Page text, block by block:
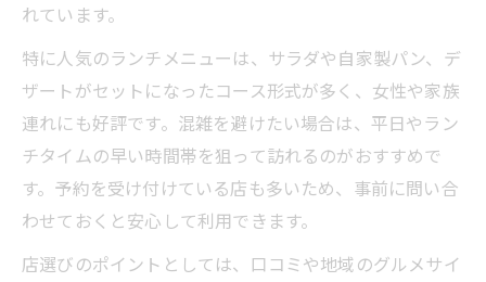
れています。
特に人気のランチメニューは、サラダや自家製パン、デ
ザートがセットになったコース形式が多く、女性や家族
連れにも好評です。混雑を避けたい場合は、平日やラン
チタイムの早い時間帯を狙って訪れるのがおすすめで
す。予約を受け付けている店も多いため、事前に問い合
わせておくと安心して利用できます。
店選びのポイントとしては、口コミや地域のグルメサイ